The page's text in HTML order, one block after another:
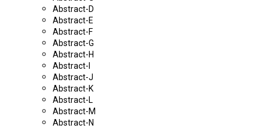
Abstract-D
Abstract-E
Abstract-F
Abstract-G
Abstract-H
Abstract-I
Abstract-J
Abstract-K
Abstract-L
Abstract-M
Abstract-N